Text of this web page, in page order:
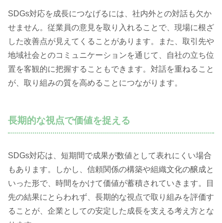
SDGs対応を成長につなげるには、社内外との対話も欠か
せません。従業員の意見を取り入れることで、現場に根ざ
した改善点が見えてくることがあります。また、取引先や
地域社会とのコミュニケーションを通じて、自社の立ち位
置を客観的に把握することもできます。対話を重ねること
が、取り組みの質を高めることにつながります。
長期的な視点で価値を捉える
SDGs対応は、短期間で成果が数値として表れにくい場合
もあります。しかし、信頼関係の構築や組織文化の醸成と
いった形で、時間をかけて価値が蓄積されていきます。目
先の結果にとらわれず、長期的な視点で取り組みを評価す
ることが、企業としての安定した成長を支える考え方とな